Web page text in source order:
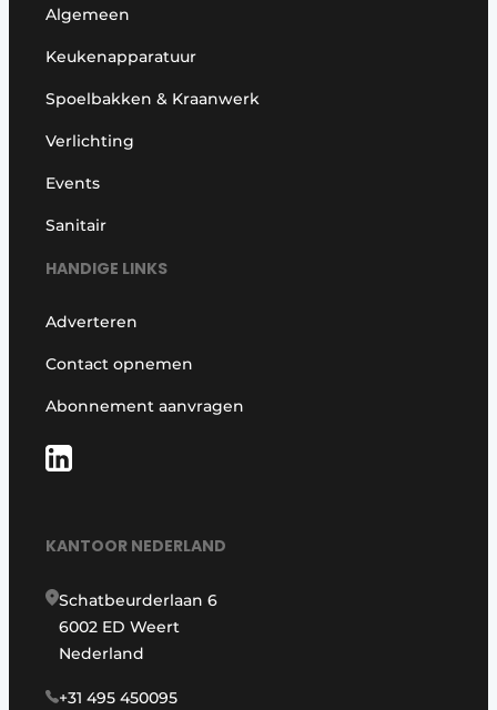
Algemeen
Keukenapparatuur
Spoelbakken & Kraanwerk
Verlichting
Events
Sanitair
HANDIGE LINKS
Adverteren
Contact opnemen
Abonnement aanvragen
KANTOOR NEDERLAND
Schatbeurderlaan 6
6002 ED Weert
Nederland
+31 495 450095